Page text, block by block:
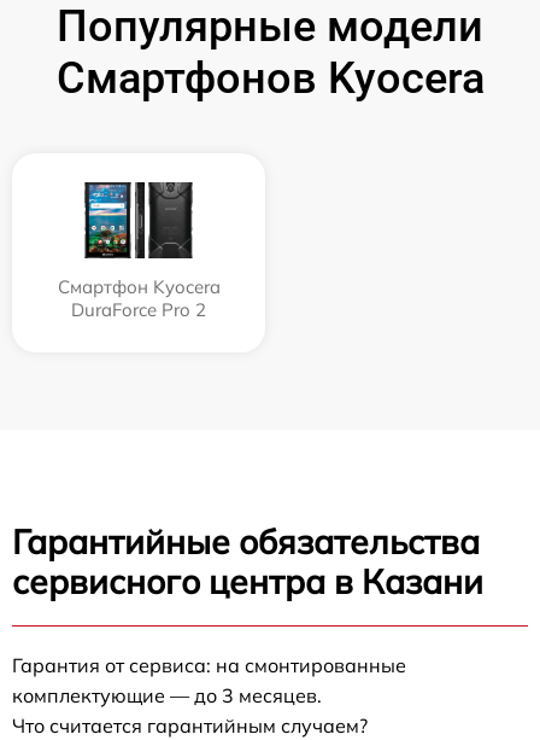
Популярные модели
Смартфонов Kyocera
Смартфон Kyocera
DuraForce Pro 2
Гарантийные обязательства
сервисного центра в Казани
Гарантия от сервиса: на смонтированные
комплектующие — до 3 месяцев.
Что считается гарантийным случаем?